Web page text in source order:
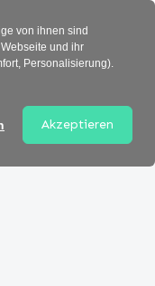
von ihnen sind
und ihr
Personalisierung).
Akzeptieren